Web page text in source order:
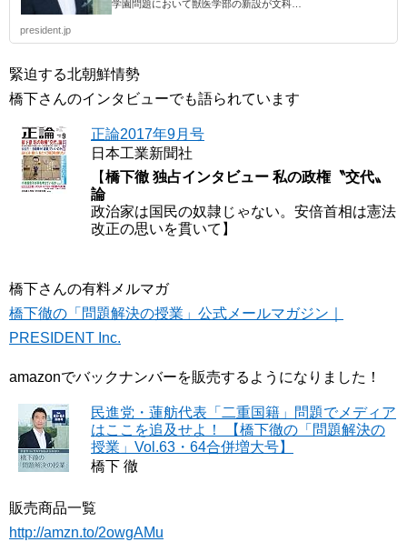
学園問題において獣医学部の新設が文科…
president.jp
緊迫する北朝鮮情勢
橋下さんのインタビューでも語られています
正論2017年9月号
日本工業新聞社
【橋下徹 独占インタビュー 私の政権〝交代〟
論
政治家は国民の奴隷じゃない。安倍首相は憲法
改正の思いを貫いて】
橋下さんの有料メルマガ
橋下徹の「問題解決の授業」公式メールマガジン｜
PRESIDENT Inc.
amazonでバックナンバーを販売するようになりました！
民進党・蓮舫代表「二重国籍」問題でメディア
はここを追及せよ！ 【橋下徹の「問題解決の
授業」Vol.63・64合併増大号】
橋下 徹
販売商品一覧
http://amzn.to/2owgAMu